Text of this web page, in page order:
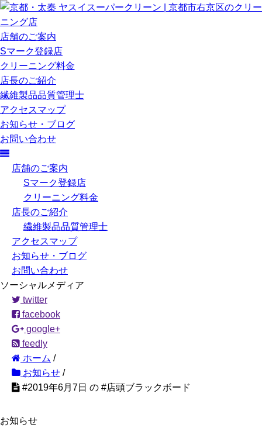
店舗のご案内
Sマーク登録店
クリーニング料金
店長のご紹介
繊維製品品質管理士
アクセスマップ
お知らせ・ブログ
お問い合わせ
店舗のご案内
Sマーク登録店
クリーニング料金
店長のご紹介
繊維製品品質管理士
アクセスマップ
お知らせ・ブログ
お問い合わせ
ソーシャルメディア
twitter
facebook
google+
feedly
ホーム /
お知らせ /
#2019年6月7日 の #店頭ブラックボード
お知らせ